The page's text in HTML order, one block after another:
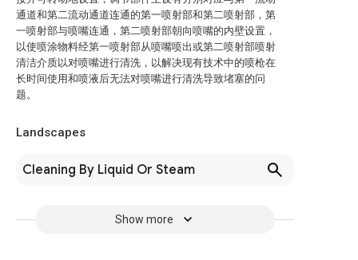
通道和第二流动通道连通的第一喷射部和第二喷射部，第
一喷射部与喷嘴连通，第二喷射部朝向喷嘴的内壁设置，
以使喷涂物料经第一喷射部从喷嘴喷出或第二喷射部喷射
清洁介质以对喷嘴进行清洗，以解决现有技术中的喷枪在
长时间使用和喷液后无法对喷嘴进行清洗导致堵塞的问
题。
Landscapes
Cleaning By Liquid Or Steam
Show more